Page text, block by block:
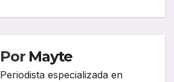
Por Mayte
Periodista especializada en